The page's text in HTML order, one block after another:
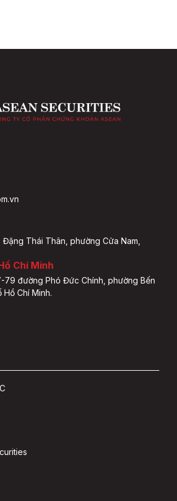
Thái Thân, phường Cửa Nam,
Chí Minh
79 đường Phó Đức Chính, phường Bến
Chí Minh.